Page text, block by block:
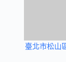
臺北市松山